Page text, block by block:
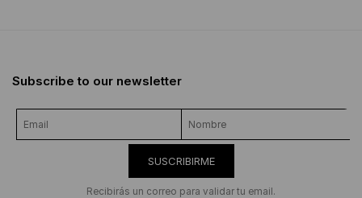
Subscribe to our newsletter
SUSCRIBIRME
Recibirás un correo para validar tu email.